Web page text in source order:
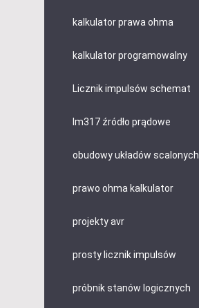
kalkulator prawa ohma
kalkulator programowalny
Licznik impulsów schemat
lm317 źródło prądowe
obudowy układów scalonych
prawo ohma kalkulator
projekty avr
prosty licznik impulsów
próbnik stanów logicznych